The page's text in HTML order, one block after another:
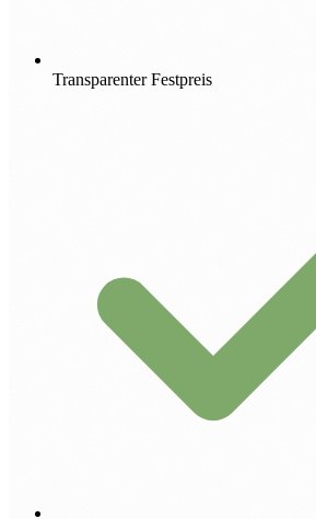
Transparenter Festpreis